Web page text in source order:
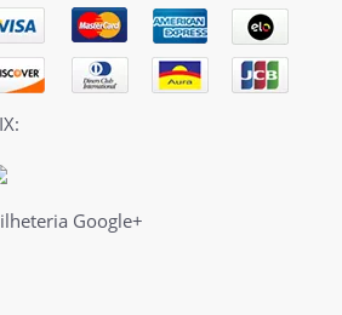
Google+